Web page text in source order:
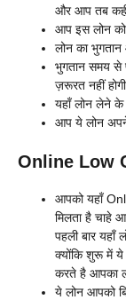
और आप तब
आप इस लोन
लोन का
भुगतान समय से
ज़रूरत नहीं होगी
यहाँ लोन लेने के
आप ये लोन
Online Low
आपको यहाँ
मिलता है चाहे
पहली बार यहाँ
क्योंकि शुरू में ये
करते है आपका
ये लोन आपको